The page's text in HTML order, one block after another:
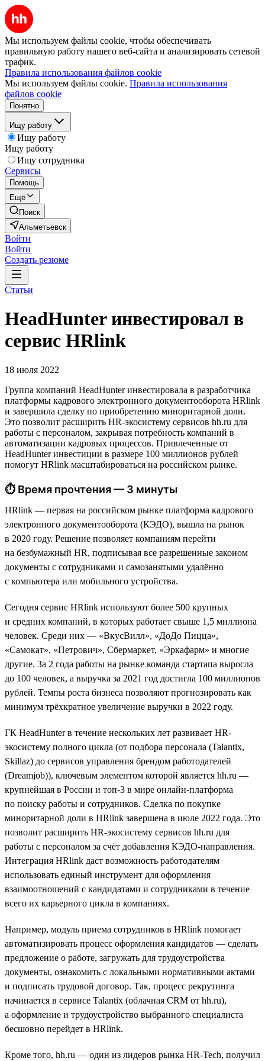
Мы используем файлы cookie, чтобы обеспечивать
правильную работу нашего веб-сайта и анализировать сетевой
трафик.
Правила использования файлов cookie
Мы используем файлы cookie. Правила использования
файлов cookie
Понятно
Ищу работу
Ищу работу
Ищу работу
Ищу сотрудника
Сервисы
Помощь
Ещё
Поиск
Альметьевск
Войти
Войти
Создать резюме
Статьи
HeadHunter инвестировал в
сервис HRlink
18 июля 2022
Группа компаний HeadHunter инвестировала в разработчика
платформы кадрового электронного документооборота HRlink
и завершила сделку по приобретению миноритарной доли.
Это позволит расширить HR-экосистему сервисов hh.ru для
работы с персоналом, закрывая потребность компаний в
автоматизации кадровых процессов. Привлеченные от
HeadHunter инвестиции в размере 100 миллионов рублей
помогут HRlink масштабироваться на российском рынке.
⏱ Время прочтения — 3 минуты
HRlink — первая на российском рынке платформа кадрового
электронного документооборота (КЭДО), вышла на рынок
в 2020 году. Решение позволяет компаниям перейти
на безбумажный HR, подписывая все разрешенные законом
документы с сотрудниками и самозанятыми удалённо
с компьютера или мобильного устройства.
Сегодня сервис HRlink используют более 500 крупных
и средних компаний, в которых работает свыше 1,5 миллиона
человек. Среди них — «ВкусВилл», «ДоДо Пицца»,
«Самокат», «Петрович», Сбермаркет, «Эркафарм» и многие
другие. За 2 года работы на рынке команда стартапа выросла
до 100 человек, а выручка за 2021 год достигла 100 миллионов
рублей. Темпы роста бизнеса позволяют прогнозировать как
минимум трёхкратное увеличение выручки в 2022 году.
ГК HeadHunter в течение нескольких лет развивает HR-
экосистему полного цикла (от подбора персонала (Talantix,
Skillaz) до сервисов управления брендом работодателей
(Dreamjob)), ключевым элементом которой является hh.ru —
крупнейшая в России и топ-3 в мире онлайн-платформа
по поиску работы и сотрудников. Сделка по покупке
миноритарной доли в HRlink завершена в июле 2022 года. Это
позволит расширить HR-экосистему сервисов hh.ru для
работы с персоналом за счёт добавления КЭДО-направления.
Интеграция HRlink даст возможность работодателям
использовать единый инструмент для оформления
взаимоотношений с кандидатами и сотрудниками в течение
всего их карьерного цикла в компаниях.
Например, модуль приема сотрудников в HRlink помогает
автоматизировать процесс оформления кандидатов — сделать
предложение о работе, загружать для трудоустройства
документы, ознакомить с локальными нормативными актами
и подписать трудовой договор. Так, процесс рекрутинга
начинается в сервисе Talantix (облачная CRM от hh.ru),
а оформление и трудоустройство выбранного специалиста
бесшовно перейдет в HRlink.
Кроме того, hh.ru — один из лидеров рынка HR-Tech, получил